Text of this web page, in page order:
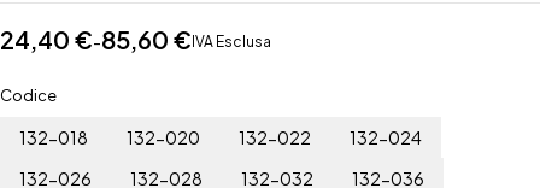
24,40 €-85,60 € IVA Esclusa
Codice
132-018 132-020 132-022
132-024
132-026
132-028 132-032
132-036